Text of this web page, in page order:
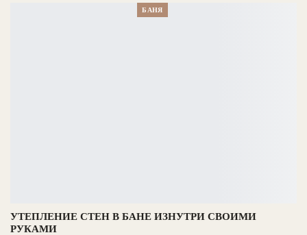
БАНЯ
УТЕПЛЕНИЕ СТЕН В БАНЕ ИЗНУТРИ СВОИМИ
РУКАМИ